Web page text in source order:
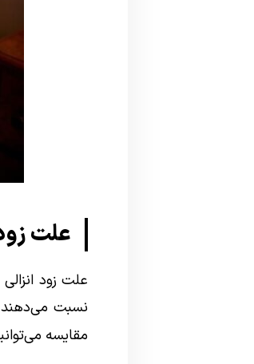
علت
علت زود
نسبت
مقایسه